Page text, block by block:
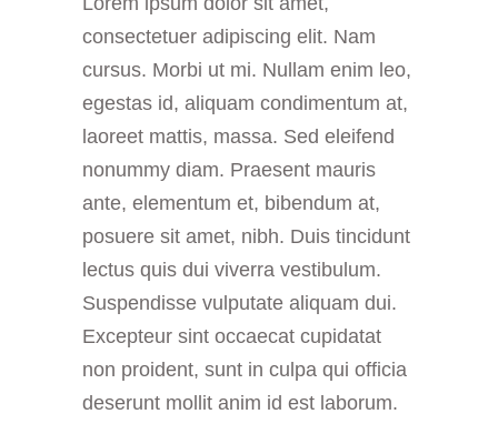
consectetuer adipiscing elit. Nam
cursus. Morbi ut mi. Nullam enim leo,
egestas id, aliquam condimentum at,
laoreet mattis, massa. Sed eleifend
nonummy diam. Praesent mauris
ante, elementum et, bibendum at,
posuere sit amet, nibh. Duis tincidunt
lectus quis dui viverra vestibulum.
Suspendisse vulputate aliquam dui.
Excepteur sint occaecat cupidatat
non proident, sunt in culpa qui officia
deserunt mollit anim id est laborum.